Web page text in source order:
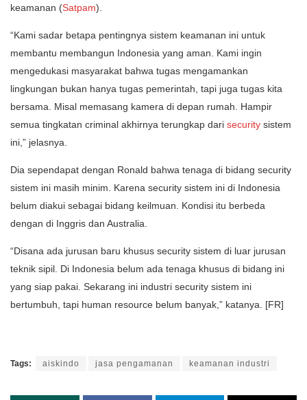
keamanan (Satpam).
“Kami sadar betapa pentingnya sistem keamanan ini untuk
membantu membangun Indonesia yang aman. Kami ingin
mengedukasi masyarakat bahwa tugas mengamankan
lingkungan bukan hanya tugas pemerintah, tapi juga tugas kita
bersama. Misal memasang kamera di depan rumah. Hampir
semua tingkatan criminal akhirnya terungkap dari security sistem
ini,” jelasnya.
Dia sependapat dengan Ronald bahwa tenaga di bidang security
sistem ini masih minim. Karena security sistem ini di Indonesia
belum diakui sebagai bidang keilmuan. Kondisi itu berbeda
dengan di Inggris dan Australia.
“Disana ada jurusan baru khusus security sistem di luar jurusan
teknik sipil. Di Indonesia belum ada tenaga khusus di bidang ini
yang siap pakai. Sekarang ini industri security sistem ini
bertumbuh, tapi human resource belum banyak,” katanya. [FR]
Tags: aiskindo jasa pengamanan keamanan industri